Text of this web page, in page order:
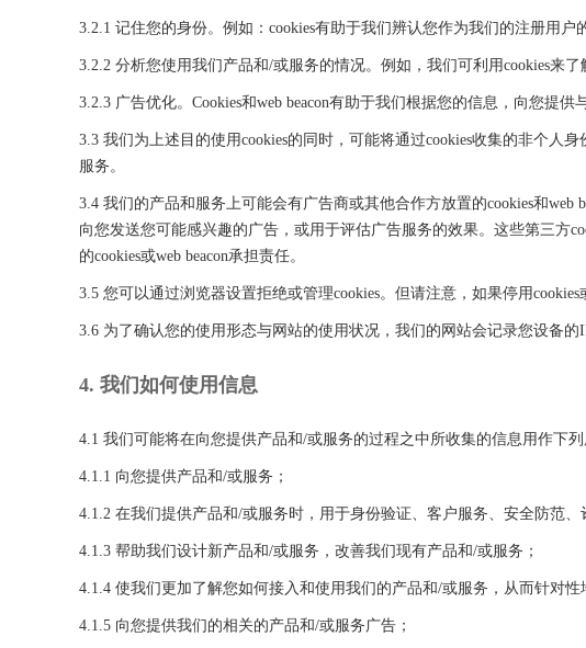
3.2.1 记住您的身份。例如：cookies有助于我们辨认您作为我们的注册用
3.2.2 分析您使用我们产品和/或服务的情况。例如，我们可利用cookies来
3.2.3 广告优化。Cookies和web beacon有助于我们根据您的信息，向您提供
3.3 我们为上述目的使用cookies的同时，可能将通过cookies收集的非个
服务。
3.4 我们的产品和服务上可能会有广告商或其他合作方放置的cookies和web
向您发送您可能感兴趣的广告，或用于评估广告服务的效果。这些第三方
的cookies或web beacon承担责任。
3.5 您可以通过浏览器设置拒绝或管理cookies。但请注意，如果停用
3.6 为了确认您的使用形态与网站的使用状况，我们的网站会记录您设备
4. 我们如何使用信息
4.1 我们可能将在向您提供产品和/或服务的过程之中所收集的信息用作下列
4.1.1 向您提供产品和/或服务；
4.1.2 在我们提供产品和/或服务时，用于身份验证、客户服务、安全防范
4.1.3 帮助我们设计新产品和/或服务，改善我们现有产品和/或服务；
4.1.4 使我们更加了解您如何接入和使用我们的产品和/或服务，从而针对
4.1.5 向您提供我们的相关的产品和/或服务广告；